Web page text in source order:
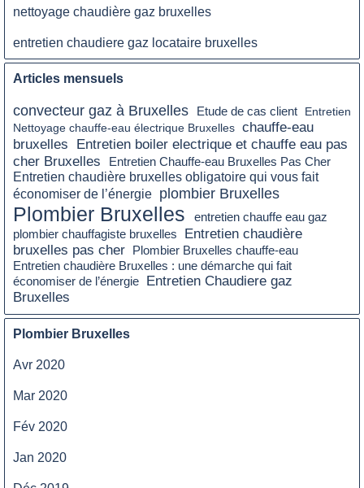
nettoyage chaudière gaz bruxelles
entretien chaudiere gaz locataire bruxelles
Articles mensuels
convecteur gaz à Bruxelles Etude de cas client
Entretien
Nettoyage chauffe-eau électrique Bruxelles chauffe-eau
bruxelles
Entretien boiler electrique et chauffe eau pas
cher Bruxelles
Entretien Chauffe-eau Bruxelles Pas Cher
Entretien chaudière bruxelles obligatoire qui vous fait
économiser de l’énergie plombier Bruxelles
Plombier Bruxelles
entretien chauffe eau gaz
plombier chauffagiste bruxelles
Entretien chaudière
bruxelles pas cher Plombier Bruxelles chauffe-eau
Entretien chaudière Bruxelles : une démarche qui fait
économiser de l’énergie Entretien Chaudiere gaz
Bruxelles
Plombier Bruxelles
Avr 2020
Mar 2020
Fév 2020
Jan 2020